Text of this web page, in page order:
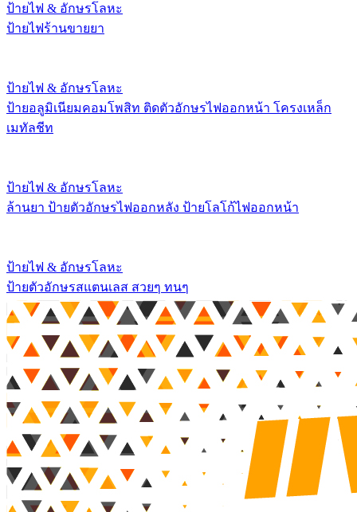
ป้ายไฟ & อักษรโลหะ
ป้ายไฟร้านขายยา
ป้ายไฟ & อักษรโลหะ
ป้ายอลูมิเนียมคอมโพสิท ติดตัวอักษรไฟออกหน้า โครงเหล็ก
เมทัลชีท
ป้ายไฟ & อักษรโลหะ
ล้านยา ป้ายตัวอักษรไฟออกหลัง ป้ายโลโก้ไฟออกหน้า
ป้ายไฟ & อักษรโลหะ
ป้ายตัวอักษรสแตนเลส สวยๆ ทนๆ